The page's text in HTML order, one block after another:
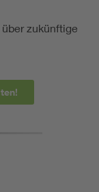
zukünftige